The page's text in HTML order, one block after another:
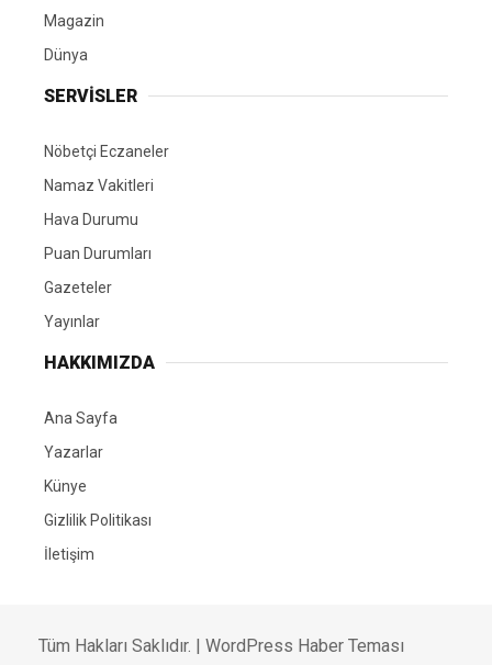
Magazin
Dünya
SERVİSLER
Nöbetçi Eczaneler
Namaz Vakitleri
Hava Durumu
Puan Durumları
Gazeteler
Yayınlar
HAKKIMIZDA
Ana Sayfa
Yazarlar
Künye
Gizlilik Politikası
İletişim
Tüm Hakları Saklıdır. | WordPress Haber Teması